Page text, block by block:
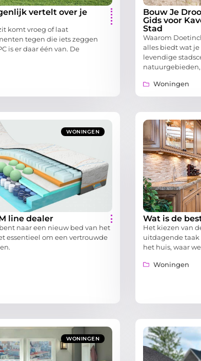
vertelt over je
komt vroeg of laat
tegen die iets zeggen
is er daar één van. De
Bouw Je
Gids voor
Stad
Waarom
alles biedt wat
levendige
Woningen
WONINGEN
line dealer
naar een nieuw bed van het
essentieel om een vertrouwde
Wat is de
Het kiezen van
uitdagende taak
het huis, waar we
Woningen
WONINGEN